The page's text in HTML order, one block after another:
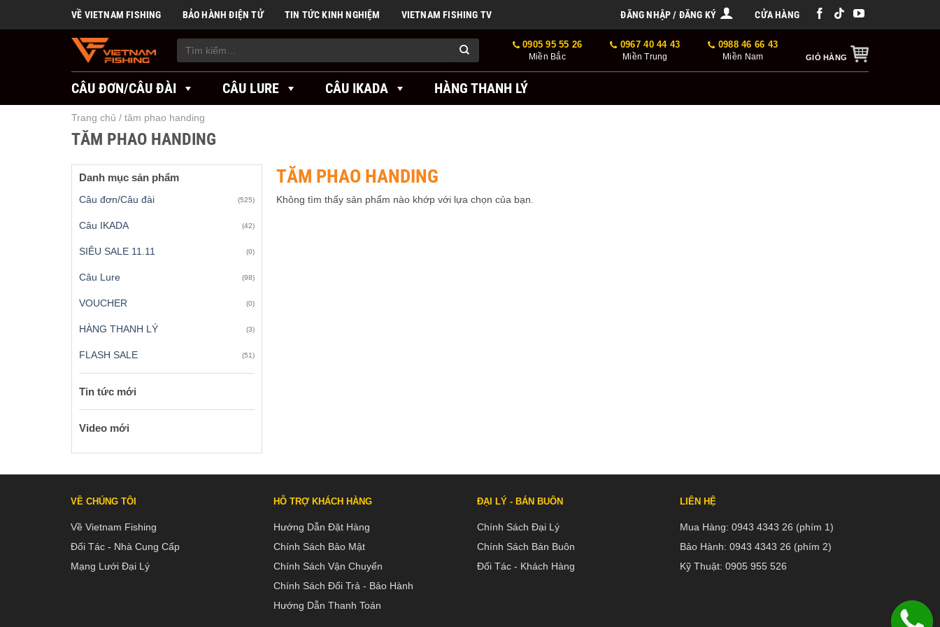
VỀ VIETNAM FISHING BẢO HÀNH ĐIỆN TỬ TIN TỨC KINH NGHIỆM VIETNAM FISHING TV ĐĂNG NHẬP / ĐĂNG KÝ CỬA HÀNG
Tìm
kiếm:
0905 95 55 26
Miền Bắc
0967 40 44 43
Miền Trung
0988 46 66 43
Miền Nam GIỎ HÀNG
CÂU ĐƠN/CÂU ĐÀI CÂU LURE CÂU IKADA HÀNG THANH LÝ
Trang chủ / tăm phao handing
TĂM PHAO HANDING
Danh mục sản phẩm
Câu đơn/Câu đài (525)
Câu IKADA (42)
SIÊU SALE 11.11 (0)
Câu Lure (98)
VOUCHER (0)
HÀNG THANH LÝ (3)
FLASH SALE (51)
Tin tức mới
Video mới
TĂM PHAO HANDING
Không tìm thấy sản phẩm nào khớp với lựa chọn của bạn.
VỀ CHÚNG TÔI
Về Vietnam Fishing
Đối Tác - Nhà Cung Cấp
Mạng Lưới Đại Lý
HỖ TRỢ KHÁCH HÀNG
Hướng Dẫn Đặt Hàng
Chính Sách Bảo Mật
Chính Sách Vận Chuyển
Chính Sách Đổi Trả - Bảo Hành
Hướng Dẫn Thanh Toán
ĐẠI LÝ - BÁN BUÔN
Chính Sách Đại Lý
Chính Sách Bán Buôn
Đối Tác - Khách Hàng
LIÊN HỆ
Mua Hàng:0943 4343 26 (phím 1)
Bảo Hành:0943 4343 26 (phím 2)
Kỹ Thuật:0905 955 526